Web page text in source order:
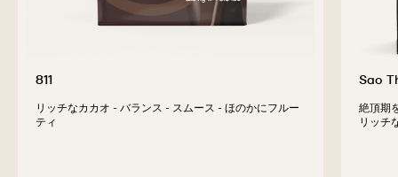
811
リッチなカカオ - バランス - スムース - ほのかにフルー
ティ
Sao
絶頂期
リッチ